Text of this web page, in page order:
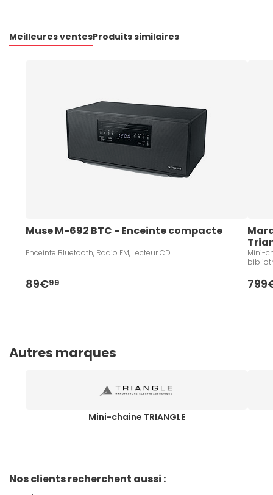
Meilleures ventesProduits similaires
Muse M-692 BTC - Enceinte compacte
Enceinte Bluetooth, Radio FM, Lecteur CD
89€99
Mini-
Autres marques
Mini-chaine TRIANGLE
Nos clients recherchent aussi :